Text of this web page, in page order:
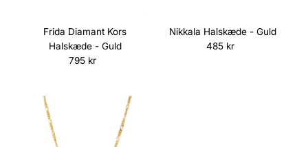
Frida Diamant Kors
Halskæde - Guld
Normalpris
795 kr
Nikkala Halskæde - Guld
Normalpris
485 kr